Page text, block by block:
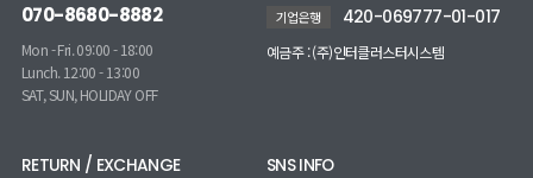
070-8680-8882
Mon - Fri. 09:00 - 18:00
Lunch. 12:00 - 13:00
SAT, SUN, HOLIDAY OFF
기업은행 420-069777-01-017
예금주 : (주)인터클러스터시스템
RETURN / EXCHANGE SNS INFO